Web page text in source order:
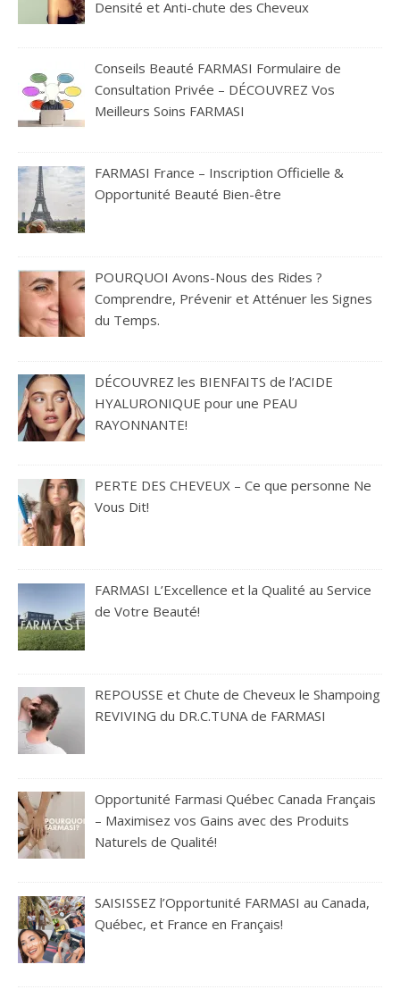
Densité et Anti-chute des Cheveux
Conseils Beauté FARMASI Formulaire de
Consultation Privée – DÉCOUVREZ Vos
Meilleurs Soins FARMASI
FARMASI France – Inscription Officielle &
Opportunité Beauté Bien-être
POURQUOI Avons-Nous des Rides ?
Comprendre, Prévenir et Atténuer les Signes
du Temps.
DÉCOUVREZ les BIENFAITS de l’ACIDE
HYALURONIQUE pour une PEAU
RAYONNANTE!
PERTE DES CHEVEUX – Ce que personne Ne
Vous Dit!
FARMASI L’Excellence et la Qualité au Service
de Votre Beauté!
REPOUSSE et Chute de Cheveux le Shampoing
REVIVING du DR.C.TUNA de FARMASI
Opportunité Farmasi Québec Canada Français
– Maximisez vos Gains avec des Produits
Naturels de Qualité!
SAISISSEZ l’Opportunité FARMASI au Canada,
Québec, et France en Français!